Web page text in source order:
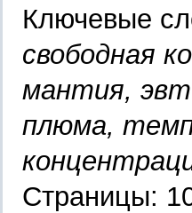
Ключевые
cвободная
мантия,
плюма,
Страницы: